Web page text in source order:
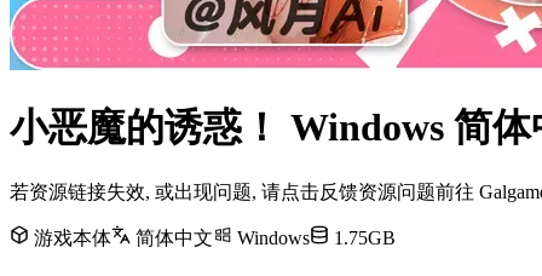
小恶魔的诱惑！ Windows 简
若资源链接失效, 或出现问题, 请点击反馈资源问题前往
游戏本体 简体中文 Windows 1.75GB